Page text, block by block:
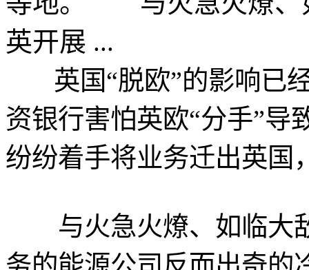
英开展 ...
英国“脱欧”的影响已
资银行害怕英欧“分手”导
纷纷着手将业务迁出英国
与火急火燎、如临大